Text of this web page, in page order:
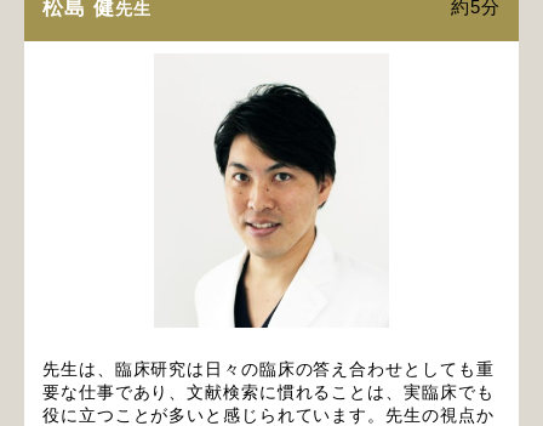
松島 健先生 約5分
先生は、臨床研究は日々の臨床の答え合わせとしても重
要な仕事であり、文献検索に慣れることは、実臨床でも
役に立つことが多いと感じられています。先生の視点か